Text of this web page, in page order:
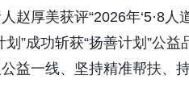
赵厚美获评“2026年‘5·8
”成功斩获“扬善计划”公
益一线、坚持精准帮扶、